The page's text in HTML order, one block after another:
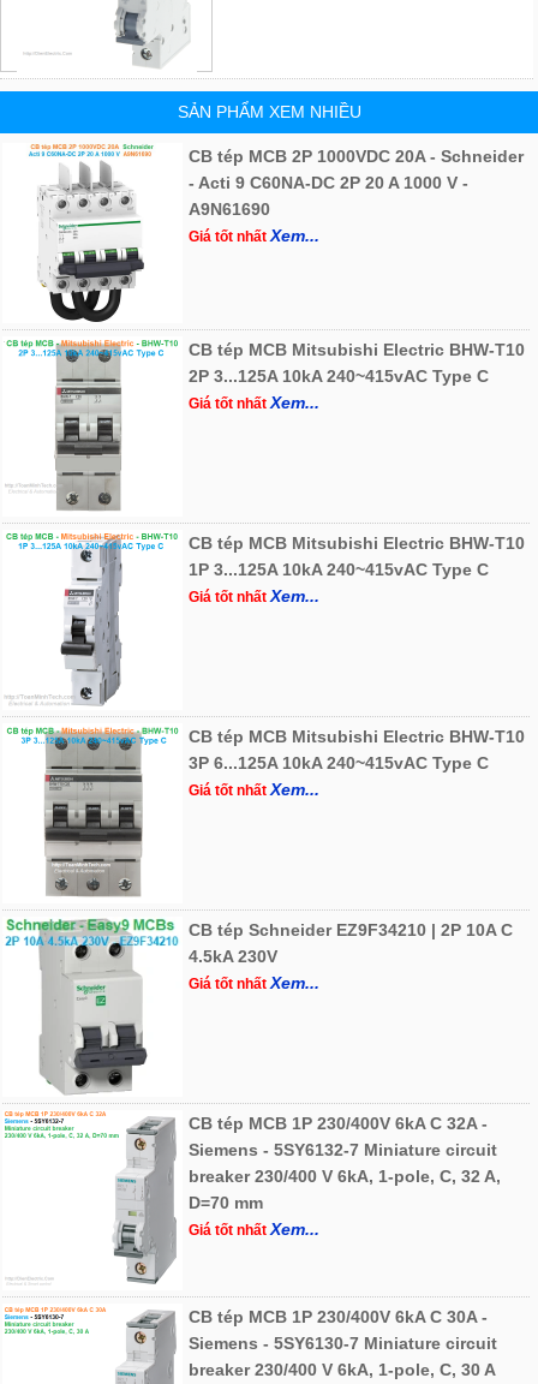
SẢN PHẨM XEM NHIỀU
CB tép MCB 2P 1000VDC 20A - Schneider
- Acti 9 C60NA-DC 2P 20 A 1000 V -
A9N61690
Giá tốt nhấtXem...
CB tép MCB Mitsubishi Electric BHW-T10
2P 3...125A 10kA 240~415vAC Type C
Giá tốt nhấtXem...
CB tép MCB Mitsubishi Electric BHW-T10
1P 3...125A 10kA 240~415vAC Type C
Giá tốt nhấtXem...
CB tép MCB Mitsubishi Electric BHW-T10
3P 6...125A 10kA 240~415vAC Type C
Giá tốt nhấtXem...
CB tép Schneider EZ9F34210 | 2P 10A C
4.5kA 230V
Giá tốt nhấtXem...
CB tép MCB 1P 230/400V 6kA C 32A -
Siemens - 5SY6132-7 Miniature circuit
breaker 230/400 V 6kA, 1-pole, C, 32 A,
D=70 mm
Giá tốt nhấtXem...
CB tép MCB 1P 230/400V 6kA C 30A -
Siemens - 5SY6130-7 Miniature circuit
breaker 230/400 V 6kA, 1-pole, C, 30 A